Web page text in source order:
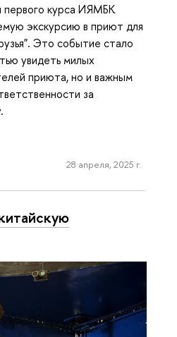
курса ИЯМБК
экскурсию в приют для
Это событие стало
увидеть милых
приюта, но и важным
за
28 апреля, 2025 г.